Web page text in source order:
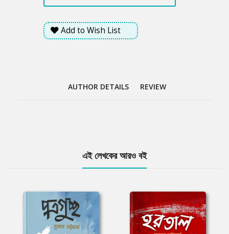
Add to Wish List
AUTHOR DETAILS REVIEW
এই লেখকের আরও বই